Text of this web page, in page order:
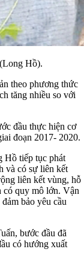
Hồ).
theo phương thức
tăng nhiều so với
đầu thực hiện cơ
đoạn 2017- 2020.
Hồ tiếp tục phát
và có sự liên kết
liên kết vùng, hỗ
có quy mô lớn. Vận
bảo yêu cầu
bước đầu đã
có hướng xuất